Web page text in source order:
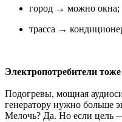
город → можно окна;
трасса →
Электропотребители
Подогревы, мощная
генератору нужно больше
Мелочь? Да. Но если цель